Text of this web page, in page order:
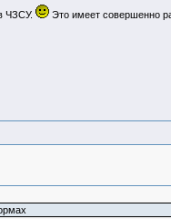
ЧЗСУ.
Это имеет совершенно